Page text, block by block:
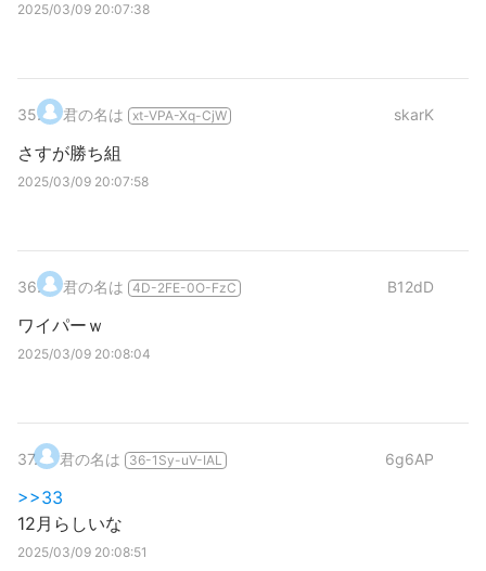
2025/03/09 20:07:38
35. 君の名は xt-VPA-Xq-CjW skarK
さすが勝ち組
2025/03/09 20:07:58
36. 君の名は 4D-2FE-0O-FzC B12dD
ワイパーｗ
2025/03/09 20:08:04
37. 君の名は 36-1Sy-uV-IAL 6g6AP
>>33
12月らしいな
2025/03/09 20:08:51